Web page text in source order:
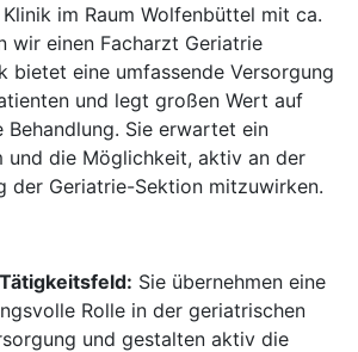
im Raum Wolfenbüttel mit ca.
wir einen Facharzt Geriatrie
bietet eine umfassende Versorgung
und legt großen Wert auf
Behandlung. Sie erwartet ein
und die Möglichkeit, aktiv an der
der Geriatrie-Sektion mitzuwirken.
Sie übernehmen eine
Rolle in der geriatrischen
und gestalten aktiv die